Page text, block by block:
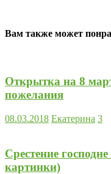
Вам также может
Открытка на 8
пожелания
08.03.2018 Екатерина 3
Срестение
картинки)